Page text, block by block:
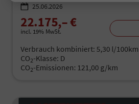
25.06.2026
22.175,– €
incl. 19% MwSt.
Verbrauch kombiniert: 5,30 l/100km
CO2-Klasse: D
CO2-Emissionen: 121,00 g/km